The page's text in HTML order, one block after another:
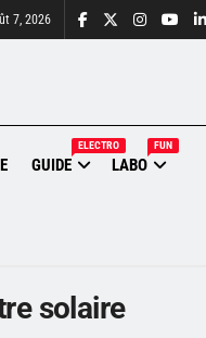
7, 2026
GUIDE
ELECTRO
LABO
FUN
solaire